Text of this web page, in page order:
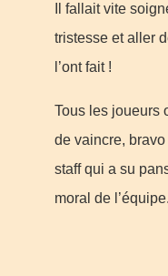
Il fallait vite
tristesse et aller
l’ont fait !
Tous les joueurs
de vaincre,
staff qui a su
moral de